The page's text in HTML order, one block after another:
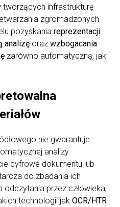
infrastrukturę
zgromadzonych
pozyskania reprezentacji
analizę oraz wzbogacania
zarówno automatyczną, jak i
nie gwarantuje
analizy.
cyfrowe dokumentu lub
do zbadania ich
przez człowieka,
technologii jak OCR/HTR